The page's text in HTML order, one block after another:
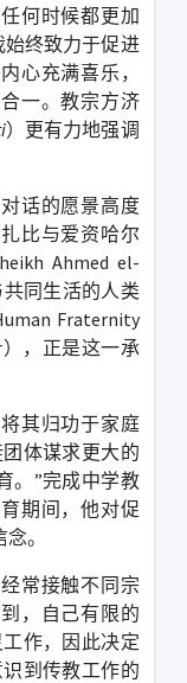
何时候都更加
终致力于促进
心充满喜乐，
一。教宗方济
）更有力地强调
话的愿景高度
比与爱资哈尔
Ahmed el-
同生活的人类
Fraternity
），正是这一承
其归功于家庭
体谋求更大的
”完成中学教
期间，他对促
。
常接触不同宗
，自己有限的
作，因此决定
识到传教工作的